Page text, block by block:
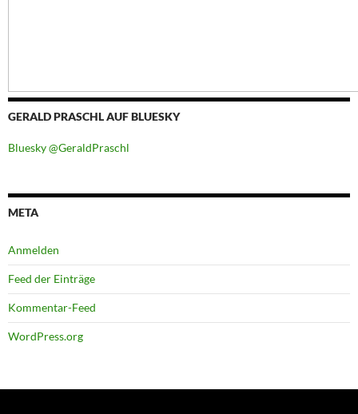
GERALD PRASCHL AUF BLUESKY
Bluesky @GeraldPraschl
META
Anmelden
Feed der Einträge
Kommentar-Feed
WordPress.org